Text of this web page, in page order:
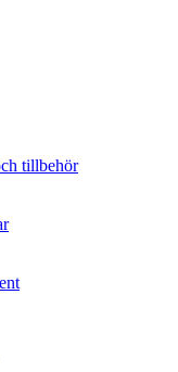
tillbehör